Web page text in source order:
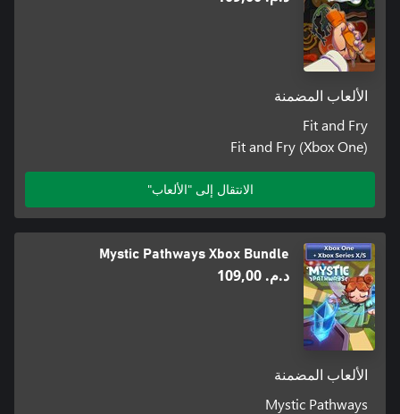
الألعاب المضمنة
Fit and Fry
Fit and Fry (Xbox One)
الانتقال إلى "الألعاب"
Mystic Pathways Xbox Bundle
د.م.‏ 109,00
الألعاب المضمنة
Mystic Pathways